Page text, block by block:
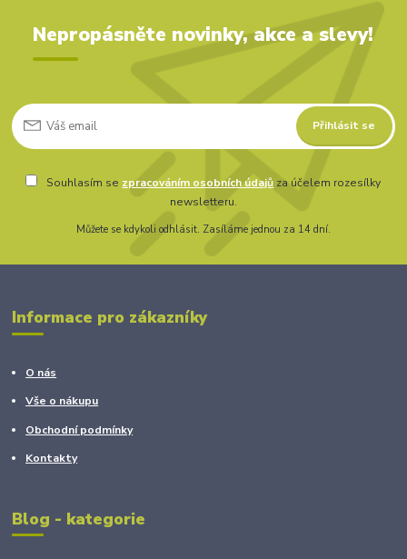
Nepropásněte novinky, akce a slevy!
Přihlásit se
Souhlasím se zpracováním osobních údajů za účelem rozesílky
newsletteru.
Můžete se kdykoli odhlásit. Zasíláme jednou za 14 dní.
Informace pro zákazníky
O nás
Vše o nákupu
Obchodní podmínky
Kontakty
Blog - kategorie